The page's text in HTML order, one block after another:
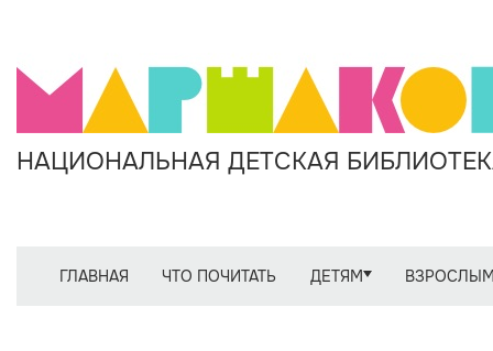
НАЦИОНАЛЬНАЯ ДЕТСКАЯ
ГЛАВНАЯ ЧТО ПОЧИТАТЬ ДЕТЯМ